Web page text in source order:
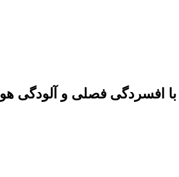
افسردگی فصلی و آلودگی هوا